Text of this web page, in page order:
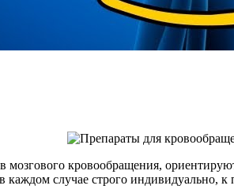
кровообращения,
случае строго индивидуально, к